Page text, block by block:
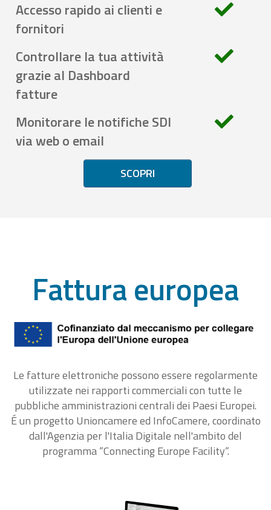
Accesso rapido ai clienti e
fornitori
Controllare la tua attività
grazie al Dashboard
fatture
Monitorare le notifiche SDI
via web o email
SCOPRI
Fattura europea
Le fatture elettroniche possono essere regolarmente
utilizzate nei rapporti commerciali con tutte le
pubbliche amministrazioni centrali dei Paesi Europei.
É un progetto Unioncamere ed InfoCamere, coordinato
dall'Agenzia per l'Italia Digitale nell'ambito del
programma “Connecting Europe Facility“.